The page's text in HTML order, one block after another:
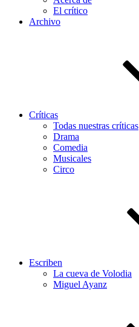
El crítico
Archivo
Críticas
Todas nuestras críticas
Drama
Comedia
Musicales
Circo
Escriben
La cueva de Volodia
Miguel Ayanz